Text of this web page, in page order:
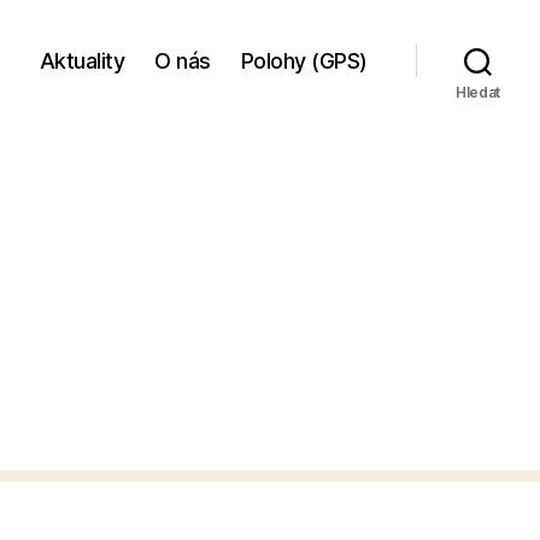
Aktuality O nás Polohy (GPS)
Hledat